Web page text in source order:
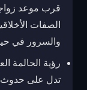
قرب موعد
الصفات
والسرور في
رؤية الحالمة
تدل على حدوث